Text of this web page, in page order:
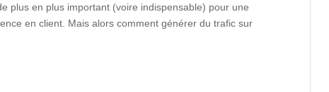
plus en plus important (voire indispensable) pour une
en client. Mais alors comment générer du trafic sur